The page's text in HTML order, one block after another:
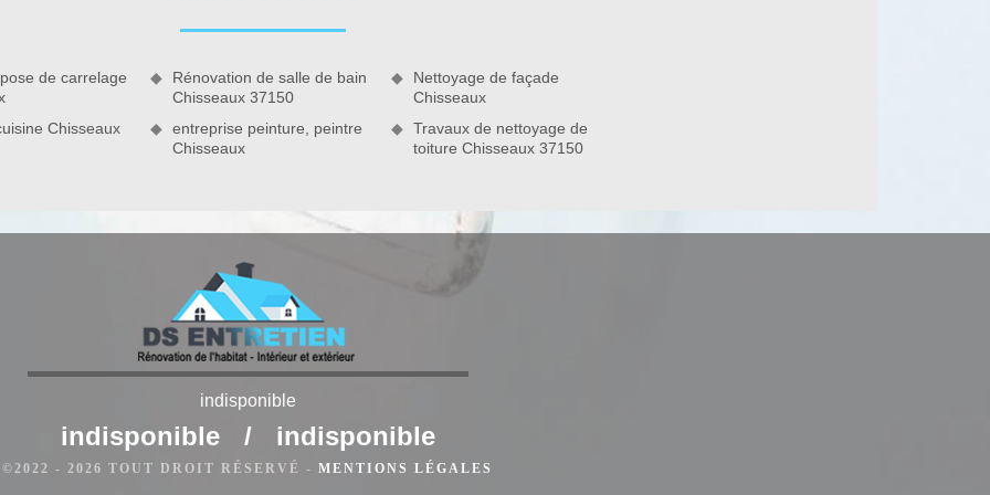
pas de faire appel à nous. Nous trouverons bien comment
sont formés et professionnels dans le domaine. Nous avons
Partout où vous êtes dans le 37150, nous saurons
de carrelage
Chisseaux
Rénovation de salle de bain
Chisseaux 37150
entreprise peinture, peintre
Chisseaux
Nettoyage de façade
Chisseaux
Travaux de nettoyage de
toiture Chisseaux 37150
indisponible
indisponible / indisponible
©2022 - 2026 TOUT DROIT RÉSERVÉ - MENTIONS LÉGALES